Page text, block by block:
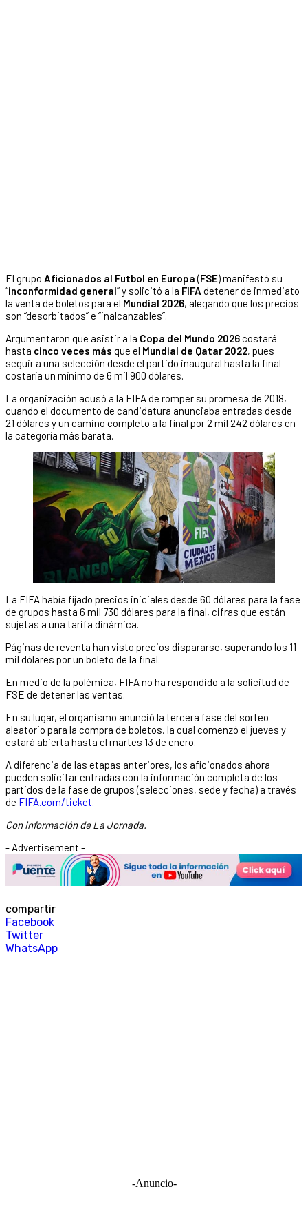
El grupo Aficionados al Futbol en Europa(FSE) manifestó su
“inconformidad general” y solicitó a la FIFA detenerde inmediato
la venta de boletos para el Mundial 2026, alegando que los precios
son “desorbitados” e “inalcanzables”.
Argumentaron que asistir a la Copa del Mundo 2026costará
hasta cinco veces más que el Mundial de Qatar 2022, pues
seguir a una selección desde el partido inaugural hasta la final
costaría un mínimo de 6 mil 900 dólares.
La organización acusó a la FIFA de romper su promesa de 2018,
cuando el documento de candidatura anunciaba entradas desde
21 dólares y un camino completo a la final por 2 mil 242 dólares en
la categoría más barata.
La FIFA había fijado precios iniciales desde 60 dólares para la fase
de grupos hasta 6 mil 730 dólares para la final, cifras que están
sujetas a una tarifa dinámica.
Páginas de reventa han visto precios dispararse, superando los 11
mil dólares por un boleto de la final.
En medio de la polémica, FIFA no ha respondido a la solicitud de
FSE de detener las ventas.
En su lugar, el organismo anunció la tercera fase del sorteo
aleatorio para la compra de boletos, la cual comenzó el jueves y
estará abierta hasta el martes 13 de enero.
A diferencia de las etapas anteriores, los aficionados ahora
pueden solicitar entradas con la información completa de los
partidos de la fase de grupos (selecciones, sede y fecha) a través
de FIFA.com/ticket.
Con información de La Jornada.
- Advertisement -
compartir
Facebook
Twitter
WhatsApp
-Anuncio-